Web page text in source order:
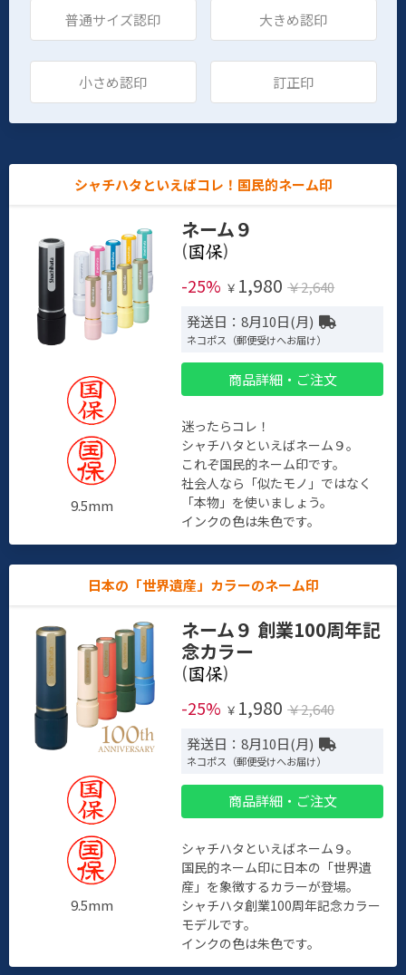
普通サイズ認印 大きめ認印
小さめ認印 訂正印
シャチハタといえばコレ！国民的ネーム印
9.5mm
ネーム９
(
)
-25% ￥ 1,980 ￥2,640
発送日：8月10日(月)
ネコポス（郵便受けへお届け）
商品詳細・ご注文
迷ったらコレ！
シャチハタといえばネーム９。
これぞ国民的ネーム印です。
社会人なら「似たモノ」ではなく
「本物」を使いましょう。
インクの色は朱色です。
日本の「世界遺産」カラーのネーム印
9.5mm
ネーム９ 創業100周年記
念カラー
(
)
-25% ￥ 1,980 ￥2,640
発送日：8月10日(月)
ネコポス（郵便受けへお届け）
商品詳細・ご注文
シャチハタといえばネーム９。
国民的ネーム印に日本の「世界遺
産」を象徴するカラーが登場。
シャチハタ創業100周年記念カラー
モデルです。
インクの色は朱色です。